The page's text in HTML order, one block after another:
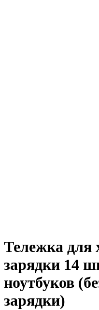
Тележка для
зарядки 14
ноутбуков
зарядки)